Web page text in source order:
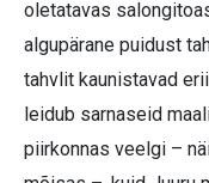
oletatavas
algupärane puidust
tahvlit kaunistavad
leidub sarnaseid
piirkonnas veelgi –